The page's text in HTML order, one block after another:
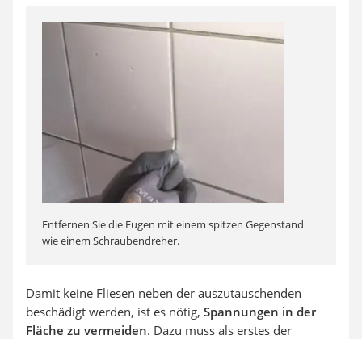
Entfernen Sie die Fugen mit einem spitzen Gegenstand
wie einem Schraubendreher.
Damit keine Fliesen neben der auszutauschenden
beschädigt werden, ist es nötig, Spannungen in der
Fläche zu vermeiden. Dazu muss als erstes der